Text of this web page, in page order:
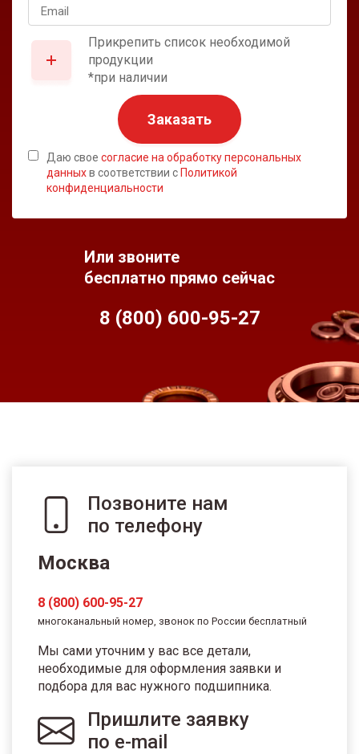
Прикрепить список необходимой
продукции
*при наличии
Заказать
Даю свое согласие на обработку персональных
данныхв соответствии с Политикой
конфиденциальности
Или звоните
бесплатно прямо сейчас
8 (800) 600-95-27
Позвоните нам
по телефону
Москва
8 (800) 600-95-27
многоканальный номер, звонок по России бесплатный
Мы сами уточним у вас все детали,
необходимые для оформления заявки и
подбора для вас нужного подшипника.
Пришлите заявку
по e-mail